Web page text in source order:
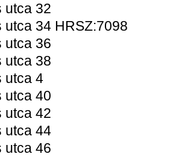
utca 32
utca 34 HRSZ:7098
utca 36
utca 38
utca 4
utca 40
utca 42
utca 44
utca 46